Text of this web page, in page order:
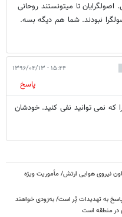
تا میتونستند روحانی
نبودند. شما هم دیگه بسه.
۱۵:۴۴ - ۱۳۹۶/۰۴/۱۳
پاسخ
که نمی توانید نفی کنید. خودشان
روزه به روایت معاون نیروی هوایی ارتش/ مأموریت ویژه
به تهدیدات پُر است/ به‌زودی خواهند
در منطقه است